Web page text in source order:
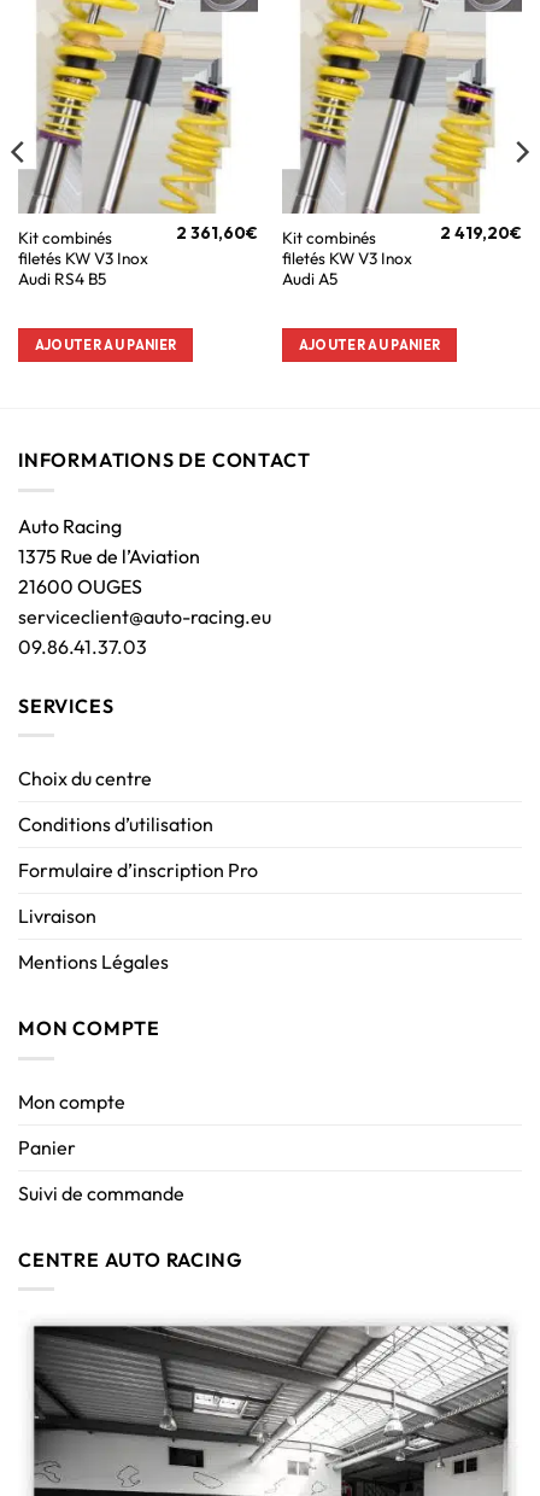
Kit combinés
filetés KW V3 Inox
Audi RS4 B5
2 361,60€
AJOUTER AU PANIER
Kit combinés
filetés KW V3 Inox
Audi A5
2 419,20€
AJOUTER AU PANIER
INFORMATIONS DE CONTACT
Auto Racing
1375 Rue de l’Aviation
21600 OUGES
serviceclient@auto-racing.eu
09.86.41.37.03
SERVICES
Choix du centre
Conditions d’utilisation
Formulaire d’inscription Pro
Livraison
Mentions Légales
MON COMPTE
Mon compte
Panier
Suivi de commande
CENTRE AUTO RACING